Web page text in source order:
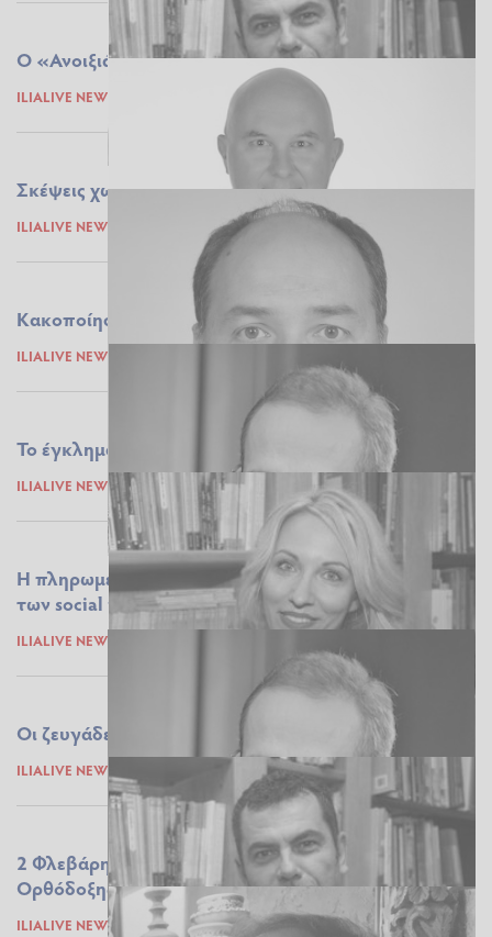
Ο «Ανοιξιάτης» μήνας με τις μαντεψιές
ILIALIVE NEWSROOM 01.03.2021 10:16
Σκέψεις χωρίς τίτλο ... για τον Νομό μας
ILIALIVE NEWSROOM 24.02.2021 12:28
Κακοποίηση: Ανοιχτές πληγές πόνου…
ILIALIVE NEWSROOM
Το έγκλημα και τα περισσεύματα της Πάτρας
ILIALIVE NEWSROOM 21.02.2021 12:49
Η πληρωμένη “δημοσιογραφία” και οι αγιογραφίες
των social media…
ILIALIVE NEWSROOM
Οι ζευγάδες φεύγουν, η σπορά μένει
ILIALIVE NEWSROOM 16.02.2021 12:16
2 Φλεβάρη: Της Υπαπαντή & η γιορτή της Ελληνίδας
Ορθόδοξης μητέρας
ILIALIVE NEWSROOM 02.02.2021 10:03